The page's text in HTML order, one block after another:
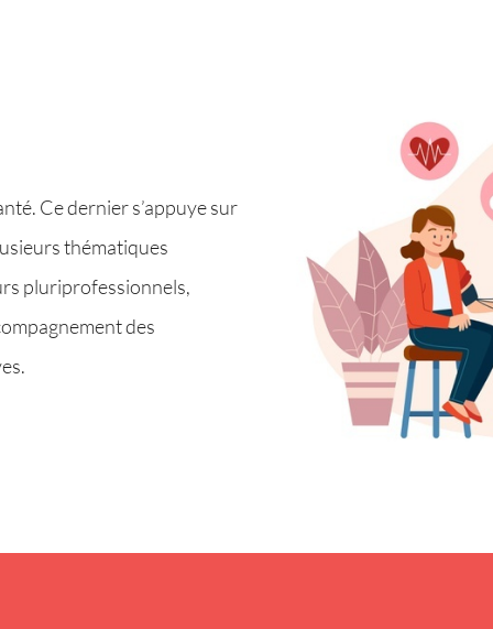
Ce dernier s’appuye sur
thématiques
pluriprofessionnels,
des